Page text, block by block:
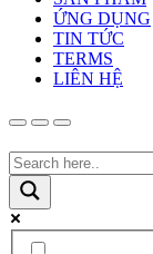
ỨNG DỤNG
TIN TỨC
TERMS
LIÊN HỆ